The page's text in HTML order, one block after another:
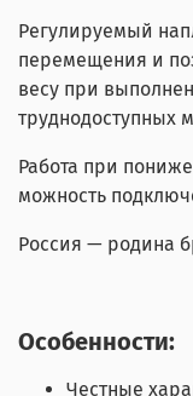
Регулируемый
перемещения и
весу при
труднодоступных
Работа при
можность
Россия — родина
Особенности:
Честные